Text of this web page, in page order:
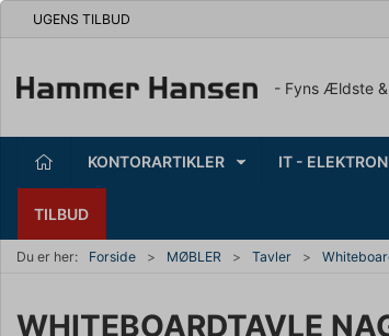
UGENS TILBUD
- Fyns Ældste
KONTORARTIKLER IT -
TILBUD
Du er her: Forside MØBLER Tavler
WHITEBOARDTAVLE